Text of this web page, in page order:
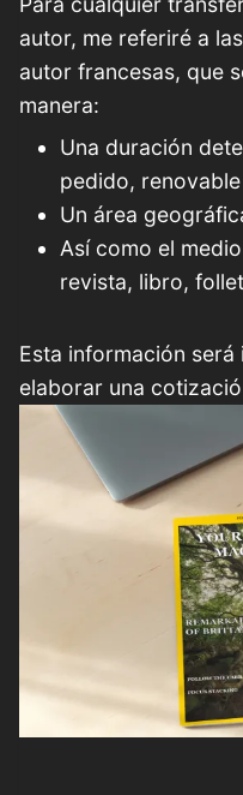
autor, me referiré a
autor francesas, que
manera:
Una duración
pedido,
Un área
Así como el
revista, libro,
Esta información
elaborar una